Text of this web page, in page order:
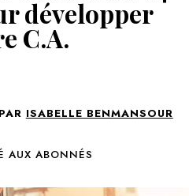
développer
C.A.
PAR ISABELLE BENMANSOUR
AUX ABONNÉS